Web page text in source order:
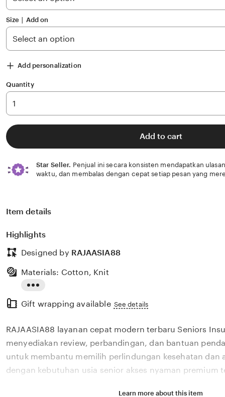
Size ∣ Add on
Add personalization
Quantity
Add to cart
Star Seller. Penjual ini secara konsisten mendapatkan
waktu, dan membalas dengan cepat setiap pesan yang
Item details
Highlights
Designed by RAJAASIA88
the
description
Materials: Cotton, Knit
Gift wrapping available See details
RAJAASIA88 layanan cepat modern terbaru Seniors
menyediakan review, perbandingan, dan bantuan
untuk membantu memilih perlindungan kesehatan dan
dengan kebutuhan usia senior akses nyaman premium
Learn more about this item